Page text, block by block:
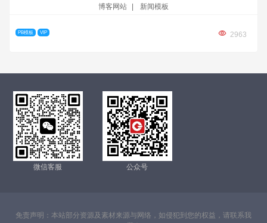
博客网站 新闻模板
PB模板 VIP 2963
微信客服 公众号
免责声明：本站部分资源及素材来源与网络，如侵犯到您的权益，请联系我